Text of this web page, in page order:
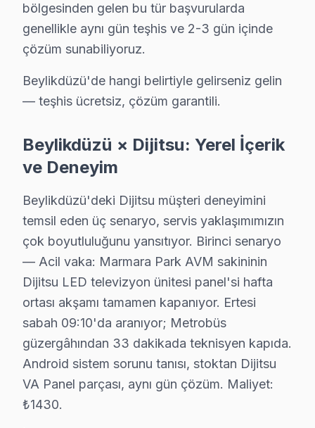
Gürpınar'da Dijitsu TV Servisi
Gürpınar Mahallesi, modern yapılaşmanın etkisiyle
Kavaklı'da Dijitsu TV Servisi
Kavaklı Mahallesi'nde, elektrik altyapısının
Marmara Mahallesi, şehirleşmenin etkisiyle hızlı bir
Sahil Mahallesi, kıyı boyunca uzanan yapıların
Türkoba'da Dijitsu TV Servisi
Yakuplu'da Dijitsu TV Servisi
Yakuplu Mahallesi, gelişen yapılaşmanın yanı sıra,
Dijitsu Firmware ve Yazılım Sorunları 2025
Dijitsu TV'lerinde yaşanan firmware ve yazılım
bölgesinden gelen bu tür başvurularda
genellikle aynı gün teşhis ve 2-3 gün içinde
çözüm sunabiliyoruz.
Beylikdüzü'de hangi belirtiyle gelirseniz gelin
— teşhis ücretsiz, çözüm garantili.
Beylikdüzü × Dijitsu: Yerel İçerik
ve Deneyim
Beylikdüzü'deki Dijitsu müşteri deneyimini
temsil eden üç senaryo, servis yaklaşımımızın
çok boyutluluğunu yansıtıyor. Birinci senaryo
— Acil vaka: Marmara Park AVM sakininin
Dijitsu LED televizyon ünitesi panel'si hafta
ortası akşamı tamamen kapanıyor. Ertesi
sabah 09:10'da aranıyor; Metrobüs
güzergâhından 33 dakikada teknisyen kapıda.
Android sistem sorunu tanısı, stoktan Dijitsu
VA Panel parçası, aynı gün çözüm. Maliyet:
₺1430.